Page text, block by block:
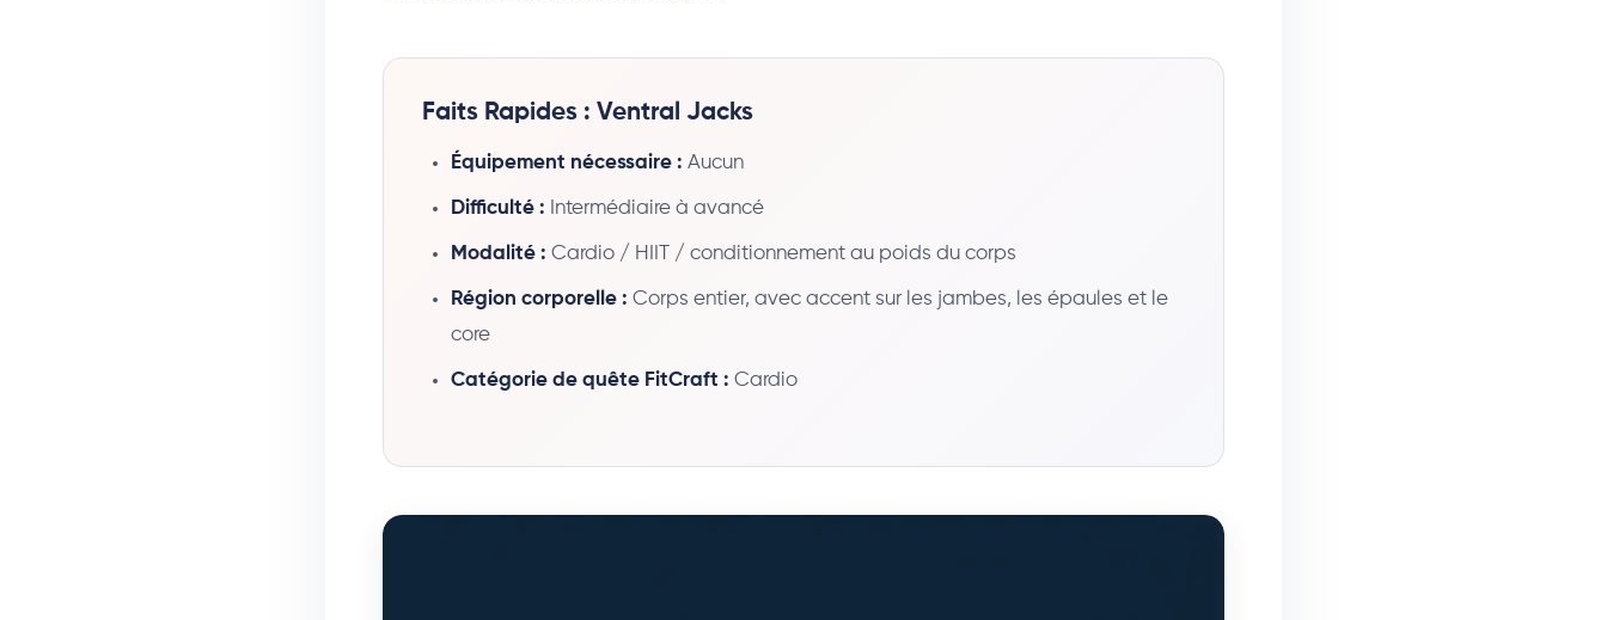
Faits Rapides : Ventral Jacks
Équipement nécessaire : Aucun
Difficulté : Intermédiaire à avancé
Modalité : Cardio / HIIT / conditionnement au poids du corps
Région corporelle : Corps entier, avec accent sur les jambes, les épaules et le
core
Catégorie de quête FitCraft : Cardio